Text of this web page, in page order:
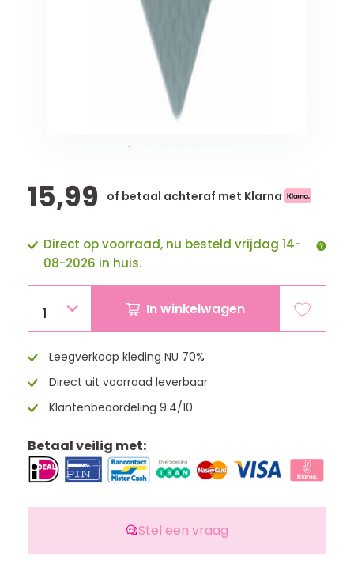
Schommelstoelen en wipstoeltjes
15,99 of betaal achteraf met Klarna
Direct op voorraad, nu besteld vrijdag 14-
08-2026 in huis.
1 In winkelwagen
Leegverkoop kleding NU 70%
Direct uit voorraad leverbaar
Klantenbeoordeling 9.4/10
Betaal veilig met:
Stel een vraag